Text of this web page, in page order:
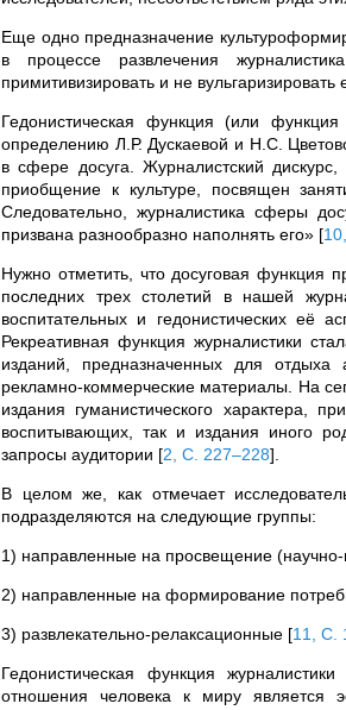
Еще одно предназначение
в процессе развлечения
примитивизировать и не вульгаризировать
Гедонистическая функция (или функция
определению Л.Р. Дускаевой и Н.С.
в сфере досуга. Журналистский
приобщение к культуре, посвящен
Следовательно, журналистика сферы
призвана разнообразно наполнять его» [
Нужно отметить, что досуговая функция
последних трех столетий в нашей
воспитательных и гедонистических её
Рекреативная функция журналистики
изданий, предназначенных для отдыха
рекламно-коммерческие материалы. На
издания гуманистического характера,
воспитывающих, так и издания иного
запросы аудитории [2, С. 227–228]
В целом же, как отмечает
подразделяются на следующие группы:
1) направленные на просвещение (научно-
2) направленные на формирование
3) развлекательно-релаксационные [11, С.
Гедонистическая функция
отношения человека к миру является